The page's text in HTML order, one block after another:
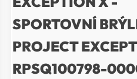
SPORTOVNÍ
PROJECT
RPSQ100798-